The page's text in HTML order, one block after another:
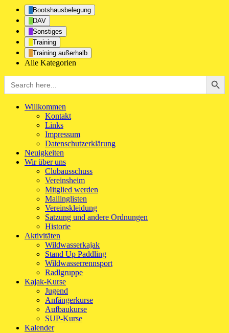
Bootshausbelegung
DAV
Sonstiges
Training
Training außerhalb
Alle Kategorien
Search
for:
Search Button
Willkommen
Kontakt
Links
Impressum
Datenschutzerklärung
Neuigkeiten
Wir über uns
Clubausschuss
Vereinsheim
Mitglied werden
Mailinglisten
Vereinskleidung
Satzung und andere Ordnungen
Historie
Aktivitäten
Wildwasserkajak
Stand Up Paddling
Wildwasserrennsport
Radlgruppe
Kajak-Kurse
Jugend
Anfängerkurse
Aufbaukurse
SUP-Kurse
Kalender